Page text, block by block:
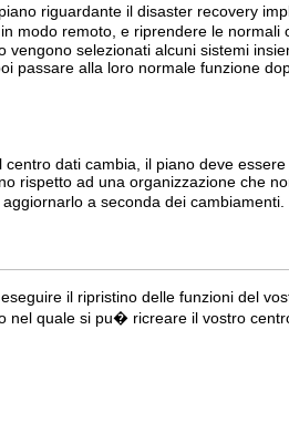
riguardante il disaster recovery
modo remoto, e riprendere le normali
selezionati alcuni sistemi
passare alla loro normale funzione
dati cambia, il piano deve
rispetto ad una organizzazione che
a seconda dei cambiamenti.
il ripristino delle funzioni del
nel quale si pu� ricreare il vostro